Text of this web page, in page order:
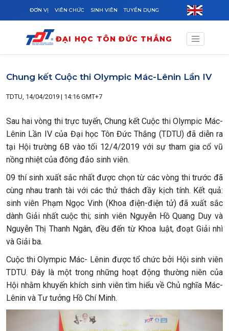
Skip to main content
ĐƠN VỊ VIÊN CHỨC SINH VIÊN TUYỂN DỤNG
ĐẠI HỌC TÔN ĐỨC THẮNG
Chung kết Cuộc thi Olympic Mác-Lênin Lần IV
TDTU, 14/04/2019 | 14:16 GMT+7
Sau hai vòng thi trực tuyến, Chung kết Cuộc thi Olympic Mác-
Lênin Lần IV của Đại học Tôn Đức Thắng (TDTU) đã diễn ra
tại Hội trường 6B vào tối 12/4/2019 với sự tham gia cổ vũ
nồng nhiệt của đông đảo sinh viên.
09 thí sinh xuất sắc nhất được chọn từ các vòng thi trước đã
cùng nhau tranh tài với các thử thách đầy kịch tính. Kết quả:
sinh viên Phạm Ngọc Vinh (Khoa điện-điện tử) đã xuất sắc
dành Giải nhất cuộc thi; sinh viên Nguyễn Hồ Quang Duy và
Nguyễn Thị Thanh Ngân, đều đến từ Khoa luật, đoạt Giải nhì
và Giải ba.
Cuộc thi Olympic Mác- Lênin được tổ chức bởi Hội sinh viên
TDTU. Đây là một trong những hoạt động thường niên của
Hội nhằm khuyến khích sinh viên tìm hiểu về Chủ nghĩa Mác-
Lênin và Tư tưởng Hồ Chí Minh.